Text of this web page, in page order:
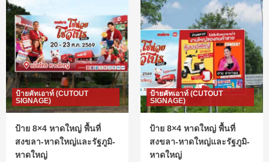
ป้ายคัทเอาท์ (CUTOUT
SIGNAGE)
ป้าย 8×4 หาดใหญ่ พื้นที่
สงขลา-หาดใหญ่และรัฐภูมิ-
หาดใหญ่
ป้ายคัทเอาท์ (CUTOUT
SIGNAGE)
ป้าย 8×4 หาดใหญ่ พื้นที่
สงขลา-หาดใหญ่และรัฐภูมิ-
หาดใหญ่